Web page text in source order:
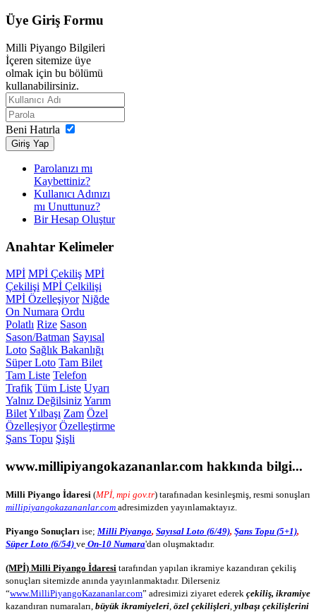
Üye Giriş Formu
Milli Piyango Bilgileri
İçeren sitemize üye
olmak için bu bölümü
kullanabilirsiniz.
Beni Hatırla
Giriş Yap
Parolanızı mı
Kaybettiniz?
Kullanıcı Adınızı
mı Unuttunuz?
Bir Hesap Oluştur
Anahtar Kelimeler
MPİ MPİ Çekiliş MPİ
Çekilişi MPİ Çelkilişi
MPİ Özelleşiyor Niğde
On Numara Ordu
Polatlı Rize Sason
Sason/Batman Sayısal
Loto Sağlık Bakanlığı
Süper Loto Tam Bilet
Tam Liste Telefon
Trafik Tüm Liste Uyarı
Yalnız DeğilsinizYarım
BiletYılbaşı Zam Özel
Özelleşiyor Özelleştirme
Şans Topu Şişli
www.millipiyangokazananlar.com hakkında bilgi...
Milli Piyango İdaresi (MPİ, mpi gov.tr) tarafınadan kesinleşmiş, resmi sonuşları
millipiyangokazananlar.com adresimizden yayınlamaktayız.
Piyango Sonuçları ise; Milli Piyango, Sayısal Loto (6/49), Şans Topu (5+1),
Süper Loto (6/54) ve On-10 Numara'dan oluşmaktadır.
(MPİ) Milli Piyango İdaresi tarafından yapılan ikramiye kazandıran çekiliş
sonuçları sitemizde anında yayınlanmaktadır. Dilerseniz
“www.MilliPiyangoKazananlar.com” adresimizi ziyaret ederek çekiliş, ikramiye
kazandıran numaraları, büyük ikramiyeleri özel çekilişleri yılbaşı çekilişlerini